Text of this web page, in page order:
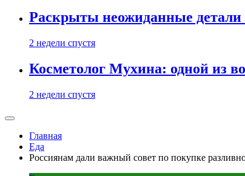
Раскрыты неожиданные детали
2 недели спустя
Косметолог Мухина: одной из
2 недели спустя
Главная
Еда
Россиянам дали важный совет по покупке